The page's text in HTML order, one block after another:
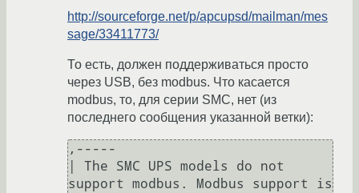
http://sourceforge.net/p/apcupsd/mailman/mes
sage/33411773/
То есть, должен поддерживаться просто
через USB, без modbus. Что касается
modbus, то, для серии SMC, нет (из
последнего сообщения указанной ветки):
,-----
| The SMC UPS models do not
support modbus. Modbus support is